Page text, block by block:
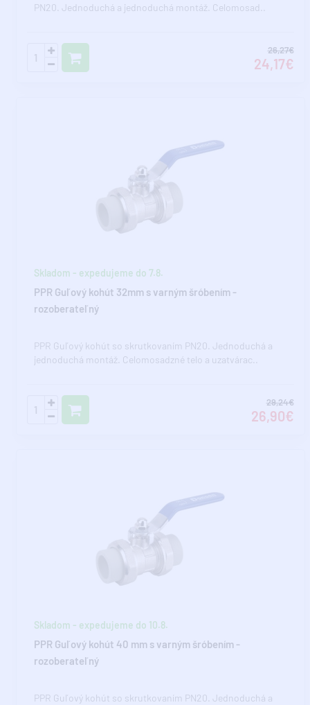
PN20. Jednoduchá a jednoduchá montáž. Celomosad..
26,27€
24,17€
Skladom - expedujeme do 7.8.
PPR Guľový kohút 32mm s varným šróbením -
rozoberateľný
PPR Guľový kohút so skrutkovaním PN20. Jednoduchá a
jednoduchá montáž. Celomosadzné telo a uzatvárac..
29,24€
26,90€
Skladom - expedujeme do 10.8.
PPR Guľový kohút 40 mm s varným šróbením -
rozoberateľný
PPR Guľový kohút so skrutkovaním PN20. Jednoduchá a